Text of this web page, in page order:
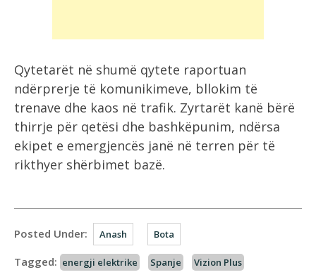
Qytetarët në shumë qytete raportuan
ndërprerje të komunikimeve, bllokim të
trenave dhe kaos në trafik. Zyrtarët kanë bërë
thirrje për qetësi dhe bashkëpunim, ndërsa
ekipet e emergjencës janë në terren për të
rikthyer shërbimet bazë.
Posted Under: Anash Bota
Tagged: energji elektrike Spanje Vizion Plus